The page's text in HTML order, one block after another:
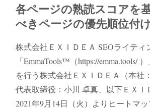
各ページの熟読スコアを
べきページの優先順位付
株式会社ＥＸＩＤＥＡ SEOライティ
「EmmaTools™（https://emma.tools/
を行う株式会社ＥＸＩＤＥＡ（本社
代表取締役：小川 卓真、以下ＥＸＩ
2021年9月14日（火）よりヒートマ